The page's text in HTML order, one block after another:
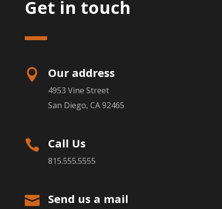
Get in touch
 Our address
4953 Vine Street
San Diego, CA 92465
 Call Us
815.555.5555
 Send us a mail